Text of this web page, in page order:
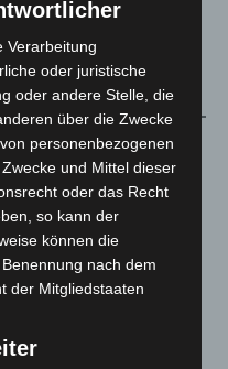
Verarbeitung
oder juristische
oder andere Stelle, die
über die Zwecke
personenbezogenen
und Mittel dieser
oder das Recht
so kann der
können die
nach dem
der Mitgliedstaaten